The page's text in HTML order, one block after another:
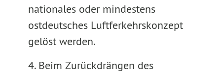
nationales oder mindestens
ostdeutsches Luftferkehrskonzept
gelöst werden.
4. Beim Zurückdrängen des